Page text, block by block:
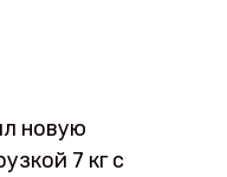
новую
7 кг с